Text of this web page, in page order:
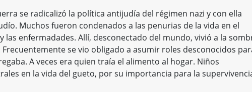
se radicalizó la política antijudía del régimen nazi y con ella
Muchos fueron condenados a las penurias de la vida en el
las enfermadades. Allí, desconectado del mundo, vivió a la
se vio obligado a asumir roles desconocidos
A veces era quien traía el alimento al hogar. Niños
en la vida del gueto, por su importancia para la